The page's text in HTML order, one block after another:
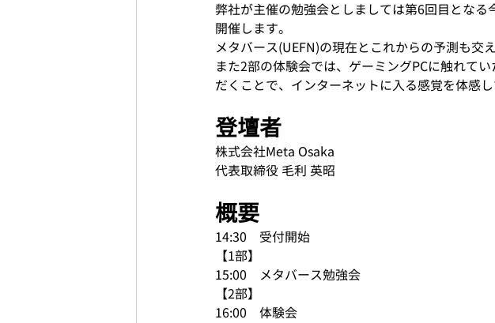
弊社が主催の勉強会としましては第6回目とな
開催します。
メタバース(UEFN)の現在とこれからの予測も交
また2部の体験会では、ゲーミングPCに触れて
だくことで、インターネットに入る感覚を体感
登壇者
株式会社Meta Osaka
代表取締役 毛利 英昭
概要
14:30　受付開始
【1部】
15:00　メタバース勉強会
【2部】
16:00　体験会